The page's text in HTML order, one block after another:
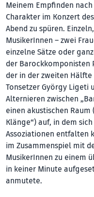
Meinem Empfinden
Charakter im Konzert
Abend zu spüren.
MusikerInnen – zwei
einzelne Sätze oder
der Barockkomponisten
der in der zweiten
Tonsetzer György Ligeti
Alternieren zwischen
einen akustischen
Klänge“) auf, in dem
Assoziationen entfalten
im Zusammenspiel mit
MusikerInnen zu einem
in keiner Minute
anmutete.